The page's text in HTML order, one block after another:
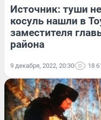
Источник: туши
косуль нашли в
заместителя
района
9 декабря, 2022, 20:30 18